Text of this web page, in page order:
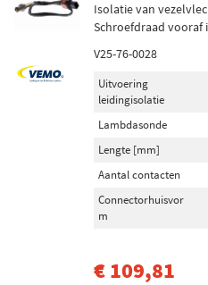
Isolatie van
Schroefdraad vooraf
V25-76-0028
Uitvoering
leidingisolatie
Lambdasonde
Lengte [mm]
Aantal contacten
Connectorhuisvor
m
€ 109,81